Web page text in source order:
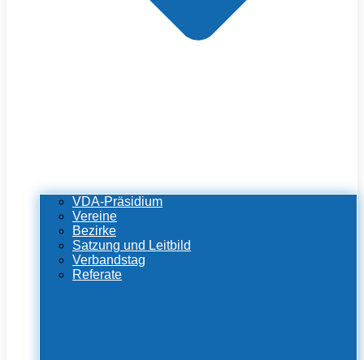
VDA-Präsidium
Vereine
Bezirke
Satzung und Leitbild
Verbandstag
Referate